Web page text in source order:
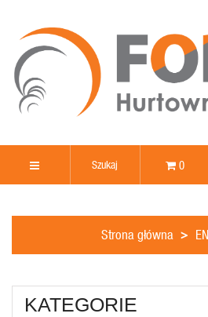
0
Strona główna
KATEGORIE